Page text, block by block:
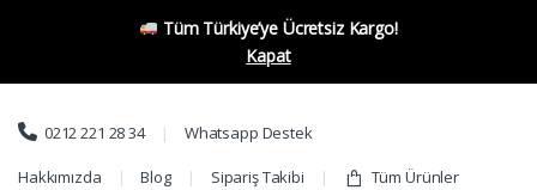
Tüm Türkiye’ye Ücretsiz Kargo!
Kapat
Skip to navigation
Skip to content
0212 221 28 34 Whatsapp Destek
Hakkımızda Blog Sipariş Takibi Tüm Ürünler